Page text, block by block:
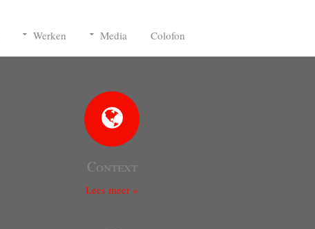
Werken Media Colofon
Context
Lees meer »